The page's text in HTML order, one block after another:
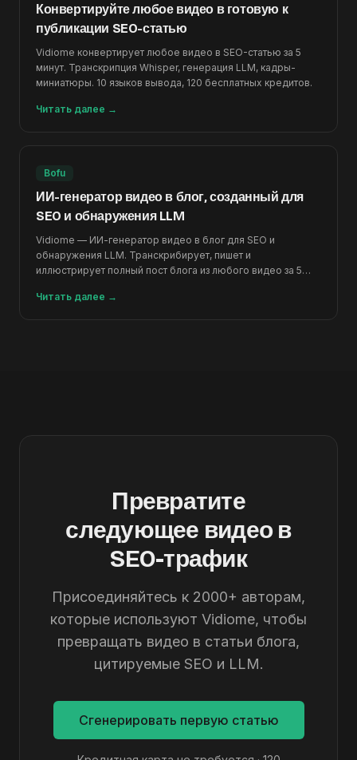
Конвертируйте любое видео в готовую к
публикации SEO-статью
Vidiome конвертирует любое видео в SEO-статью за 5
минут. Транскрипция Whisper, генерация LLM, кадры-
миниатюры. 10 языков вывода, 120 бесплатных кредитов.
Читать далее →
Bofu
ИИ-генератор видео в блог, созданный для
SEO и обнаружения LLM
Vidiome — ИИ-генератор видео в блог для SEO и
обнаружения LLM. Транскрибирует, пишет и
иллюстрирует полный пост блога из любого видео за 5
Читать далее →
Превратите
следующее видео в
SEO-трафик
Присоединяйтесь к 2000+ авторам,
которые используют Vidiome, чтобы
превращать видео в статьи блога,
цитируемые SEO и LLM.
Сгенерировать первую статью